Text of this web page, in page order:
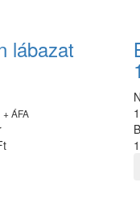
lábazat
+ ÁFA